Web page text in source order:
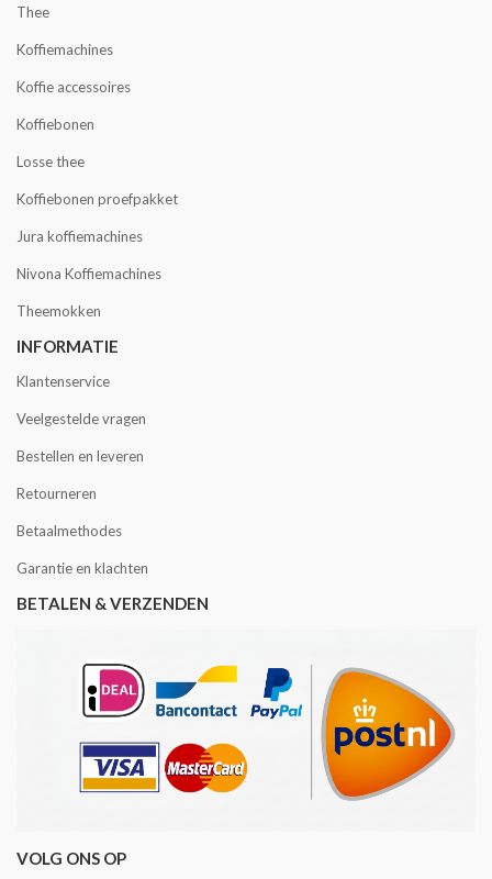
Thee
Koffiemachines
Koffie accessoires
Koffiebonen
Losse thee
Koffiebonen proefpakket
Jura koffiemachines
Nivona Koffiemachines
Theemokken
INFORMATIE
Klantenservice
Veelgestelde vragen
Bestellen en leveren
Retourneren
Betaalmethodes
Garantie en klachten
BETALEN & VERZENDEN
VOLG ONS OP